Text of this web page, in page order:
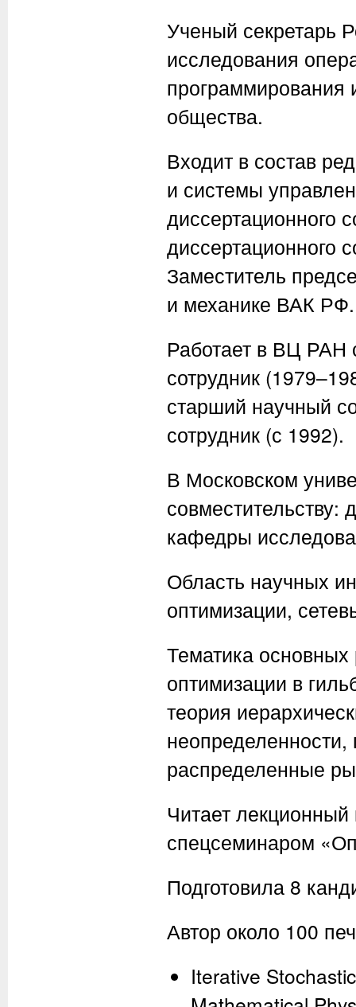
Ученый секретарь
исследования
программирования
общества.
Входит в состав
и системы
диссертационного
диссертационного
Заместитель
и механике ВАК РФ.
Работает в ВЦ РАН
сотрудник
старший научный
сотрудник (с 1992).
В Московском
кафедры
Область научных
оптимизации,
Тематика основных
оптимизации в
теория
неопределенности,
распределенные
Читает
спецсеминаром
Подготовила 8
Автор около 100
Iterative